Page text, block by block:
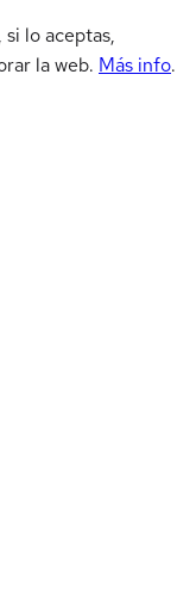
si lo aceptas,
la web. Más info.